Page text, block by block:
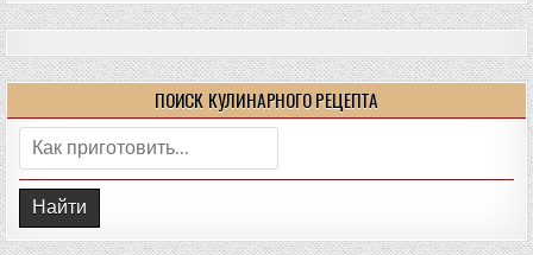
ПОИСК КУЛИНАРНОГО РЕЦЕПТА
Поиск: